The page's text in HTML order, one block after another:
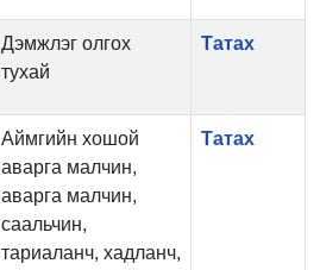
Дэмжлэг олгох
тухай
Татах
Аймгийн хошой
аварга малчин,
аварга малчин,
саальчин,
тариаланч, хадланч,
Татах